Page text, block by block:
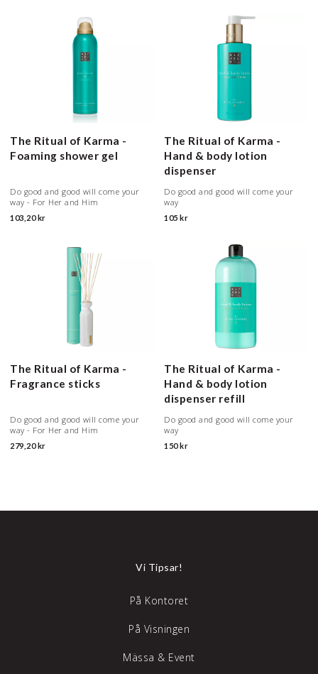
The Ritual of Karma -
Foaming shower gel
Do good and good will come your
way - For Her and Him
103,20 kr
The Ritual of Karma -
Hand & body lotion
dispenser
Do good and good will come your
way
105 kr
The Ritual of Karma -
Fragrance sticks
Do good and good will come your
way - For Her and Him
279,20 kr
The Ritual of Karma -
Hand & body lotion
dispenser refill
Do good and good will come your
way
150 kr
Vi Tipsar!
På Kontoret
På Visningen
Mässa & Event